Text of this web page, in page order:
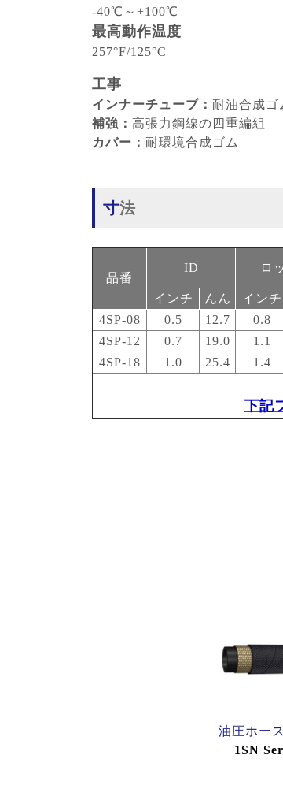
-40℃～+100℃
最高動作温度
257°F/125°C
工事
インナーチューブ： 耐油合成ゴ
補強： 高張力鋼線の四重編組
カバー： 耐環境合成ゴム
寸法
品番
ID ロ
インチ
んん インチ
4SP-08
0.5 12.7 0.8
4SP-12
0.7 19.0 1.1
4SP-18
1.0 25.4 1.4
下記
油圧ホー
1SN